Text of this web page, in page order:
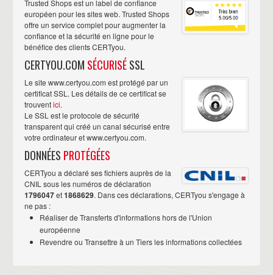
Trusted Shops est un label de confiance
européen pour les sites web. Trusted Shops
offre un service complet pour augmenter la
confiance et la sécurité en ligne pour le
bénéfice des clients CERTyou.
CERTYOU.COM SÉCURISÉSSL
Le site www.certyou.com est protégé par un
certificat SSL. Les détails de ce certificat se
trouventici.
Le SSL est le protocole de sécurité
transparent qui créé un canal sécurisé entre
votre ordinateur et www.certyou.com.
DONNÉES PROTÉGÉES
CERTyou a déclaré ses fichiers auprès de la
CNIL sous les numéros de déclaration
1796047et1868629. Dans ces déclarations, CERTyou s'engage à
ne pas :
Réaliser de Transferts d'informations hors de l'Union
européenne
Revendre ou Transettre à un Tiers les informations collectées